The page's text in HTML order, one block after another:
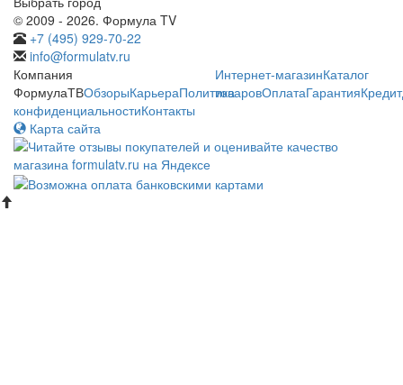
© 2009 - 2026. Формула TV
+7 (495) 929-70-22
info@formulatv.ru
Компания
ФормулаТВОбзорыКарьераПолитика
конфиденциальностиКонтакты
Интернет-магазинКаталог
товаровОплатаГарантияКредит
Карта сайта